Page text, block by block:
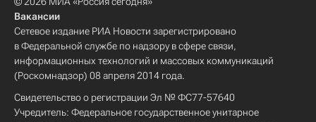
Вакансии
Сетевое издание РИА Новости зарегистрировано
в Федеральной службе по надзору в сфере связи,
информационных технологий и массовых коммуникаций
(Роскомнадзор) 08 апреля 2014 года.
Свидетельство о регистрации Эл № ФС77-57640
Учредитель: Федеральное государственное унитарное